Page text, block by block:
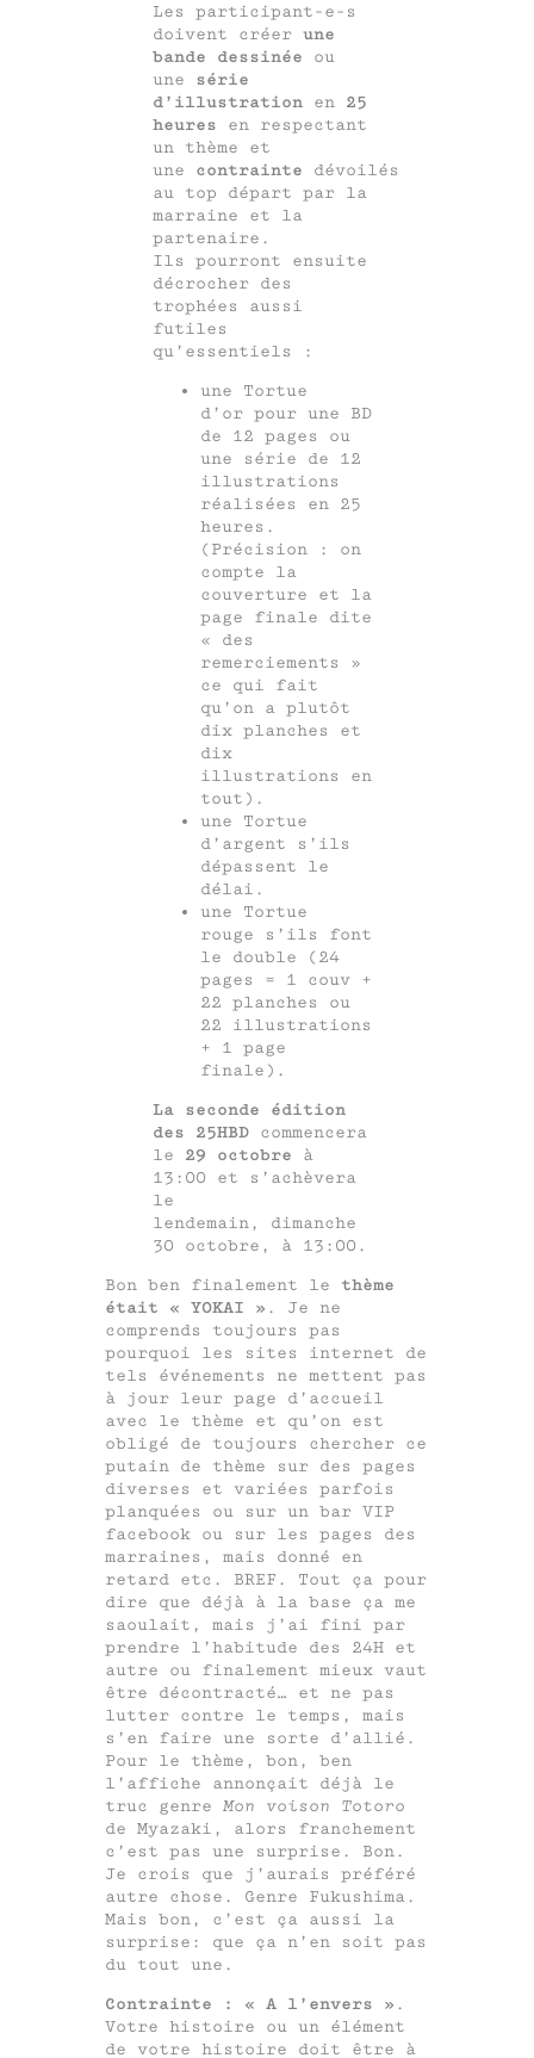
Les participant-e-s
doivent créer une
bande dessinée ou
une série
d’illustration en 25
heures en respectant
un thème et
une contrainte dévoilés
au top départ par la
marraine et la
partenaire.
Ils pourront ensuite
décrocher des
trophées aussi
futiles
qu’essentiels :
une Tortue
d’or pour une BD
de 12 pages ou
une série de 12
illustrations
réalisées en 25
heures.
(Précision : on
compte la
couverture et la
page finale dite
« des
remerciements »
ce qui fait
qu’on a plutôt
dix planches et
dix
illustrations en
tout).
une Tortue
d’argent s’ils
dépassent le
délai.
une Tortue
rouge s’ils font
le double (24
pages = 1 couv +
22 planches ou
22 illustrations
+ 1 page
finale).
La seconde édition
des 25HBD commencera
le 29 octobre à
13:00 et s’achèvera
le
lendemain, dimanche
30 octobre, à 13:00.
Bon ben finalement le thème
était « YOKAI ». Je ne
comprends toujours pas
pourquoi les sites internet de
tels événements ne mettent pas
à jour leur page d’accueil
avec le thème et qu’on est
obligé de toujours chercher ce
putain de thème sur des pages
diverses et variées parfois
planquées ou sur un bar VIP
facebook ou sur les pages des
marraines, mais donné en
retard etc. BREF. Tout ça pour
dire que déjà à la base ça me
saoulait, mais j’ai fini par
prendre l’habitude des 24H et
autre ou finalement mieux vaut
être décontracté… et ne pas
lutter contre le temps, mais
s’en faire une sorte d’allié.
Pour le thème, bon, ben
l’affiche annonçait déjà le
truc genre Mon voison Totoro
de Myazaki, alors franchement
c’est pas une surprise. Bon.
Je crois que j’aurais préféré
autre chose. Genre Fukushima.
Mais bon, c’est ça aussi la
surprise: que ça n’en soit pas
du tout une.
Contrainte : « A l’envers ».
Votre histoire ou un élément
de votre histoire doit être à